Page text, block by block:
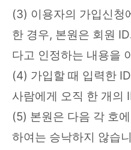
(3) 이용자의 가입신청
한 경우, 본원은 회원
다고 인정하는 내용을
(4) 가입할 때 입력한
사람에게 오직 한 개의
(5) 본원은 다음 각 호
하여는 승낙하지 않습